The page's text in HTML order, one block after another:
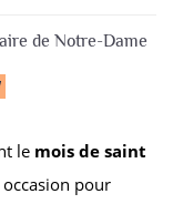
de Notre-Dame
le mois de saint
pour